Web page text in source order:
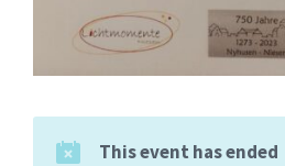
This event has ended